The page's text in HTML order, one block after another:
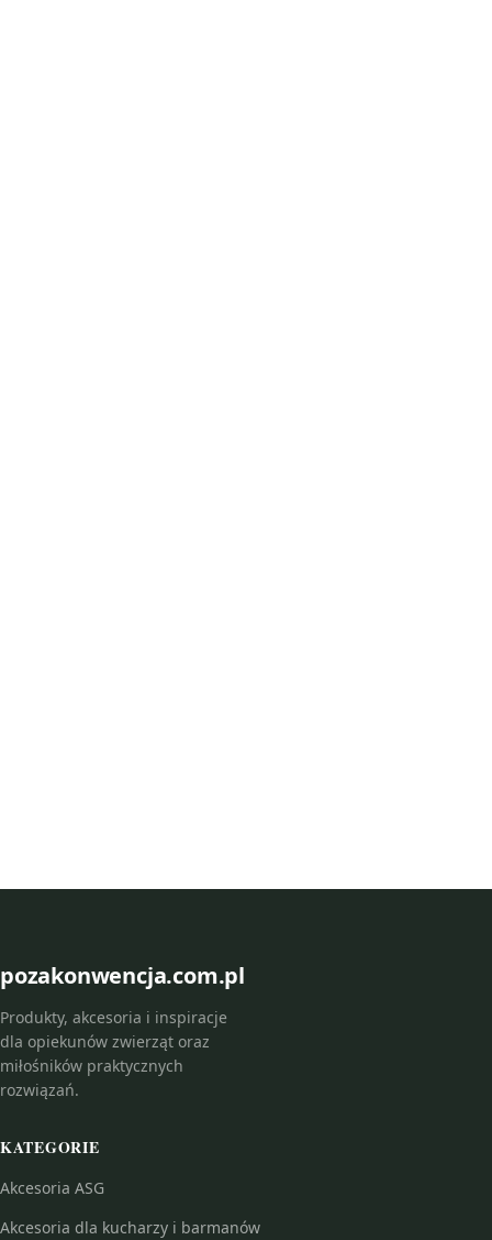
pozakonwencja.com.pl
Produkty, akcesoria i inspiracje
dla opiekunów zwierząt oraz
miłośników praktycznych
rozwiązań.
KATEGORIE
Akcesoria ASG
Akcesoria dla kucharzy i barmanów